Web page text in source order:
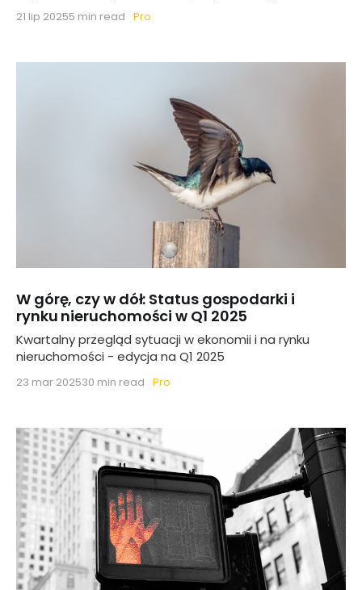
21 lip 2025 Pro
5 min read
W górę, czy w dół: Status gospodarki i
rynku nieruchomości w Q1 2025
Kwartalny przegląd sytuacji w ekonomii i na rynku
nieruchomości - edycja na Q1 2025
23 mar 2025 Pro
30 min read